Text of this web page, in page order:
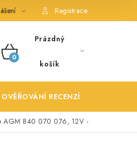
DOPRAVA OBCHODNÍ PODMÍNKY
Registrace
NÁKUPNÍ
Prázdný
košík
OVĚŘOVÁNÍ RECENZÍ
AGM 840 070 076, 12V -